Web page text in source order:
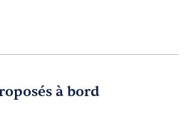
à bord